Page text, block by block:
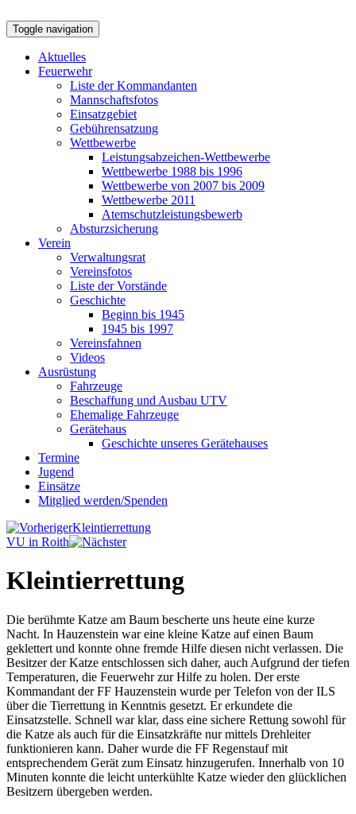
Toggle navigation
Aktuelles
Feuerwehr
Liste der Kommandanten
Mannschaftsfotos
Einsatzgebiet
Gebührensatzung
Wettbewerbe
Leistungsabzeichen-Wettbewerbe
Wettbewerbe 1988 bis 1996
Wettbewerbe von 2007 bis 2009
Wettbewerbe 2011
Atemschutzleistungsbewerb
Absturzsicherung
Verein
Verwaltungsrat
Vereinsfotos
Liste der Vorstände
Geschichte
Beginn bis 1945
1945 bis 1997
Vereinsfahnen
Videos
Ausrüstung
Fahrzeuge
Beschaffung und Ausbau UTV
Ehemalige Fahrzeuge
Gerätehaus
Geschichte unseres Gerätehauses
Termine
Jugend
Einsätze
Mitglied werden/Spenden
Kleintierrettung
VU in Roith
Kleintierrettung
Die berühmte Katze am Baum bescherte uns heute eine kurze
Nacht. In Hauzenstein war eine kleine Katze auf einen Baum
geklettert und konnte ohne fremde Hilfe diesen nicht verlassen. Die
Besitzer der Katze entschlossen sich daher, auch Aufgrund der tiefen
Temperaturen, die Feuerwehr zur Hilfe zu holen. Der erste
Kommandant der FF Hauzenstein wurde per Telefon von der ILS
über die Tierrettung in Kenntnis gesetzt. Er erkundete die
Einsatzstelle. Schnell war klar, dass eine sichere Rettung sowohl für
die Katze als auch für die Einsatzkräfte nur mittels Drehleiter
funktionieren kann. Daher wurde die FF Regenstauf mit
entsprechendem Gerät zum Einsatz hinzugerufen. Innerhalb von 10
Minuten konnte die leicht unterkühlte Katze wieder den glücklichen
Besitzern übergeben werden.